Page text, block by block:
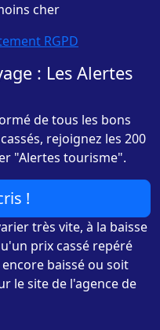
cher
RGPD
: Les Alertes
de tous les bons
rejoignez les 200
"Alertes tourisme".
!
très vite, à la baisse
prix cassé repéré
baissé ou soit
le site de l'agence de